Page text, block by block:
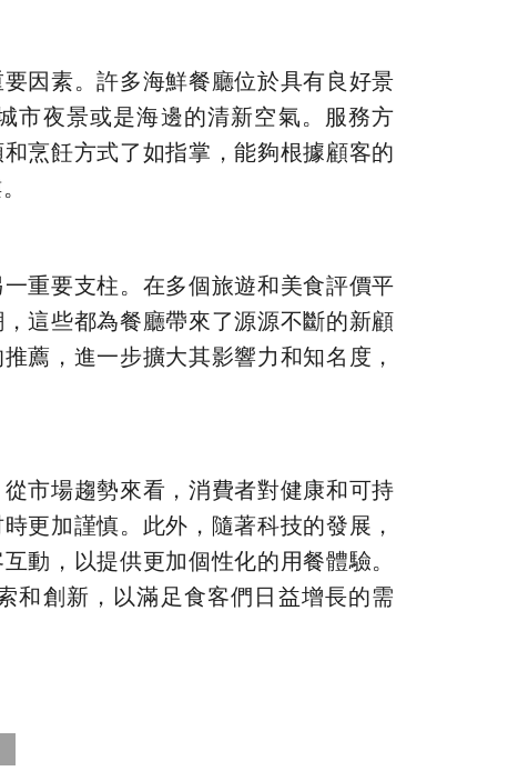
因素。許多海鮮餐廳位於具有良好景
市夜景或是海邊的清新空氣。服務方
烹飪方式了如指掌，能夠根據顧客的
重要支柱。在多個旅遊和美食評價平
這些都為餐廳帶來了源源不斷的新顧
薦，進一步擴大其影響力和知名度，
市場趨勢來看，消費者對健康和可持
更加謹慎。此外，隨著科技的發展，
動，以提供更加個性化的用餐體驗。
和創新，以滿足食客們日益增長的需